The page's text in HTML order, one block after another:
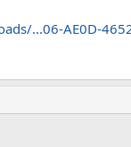
...06-AE0D-